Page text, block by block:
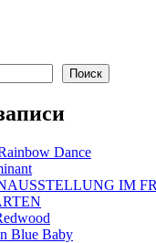
Поиск
Dance
IM
Blue Baby